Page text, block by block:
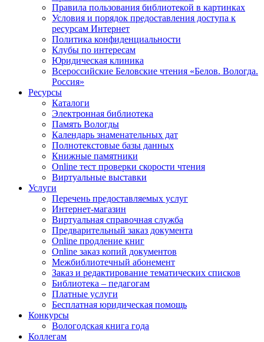
Правила пользования библиотекой в картинках
Условия и порядок предоставления доступа к
ресурсам Интернет
Политика конфиденциальности
Клубы по интересам
Юридическая клиника
Всероссийские Беловские чтения «Белов. Вологда.
Россия»
Ресурсы
Каталоги
Электронная библиотека
Память Вологды
Календарь знаменательных дат
Полнотекстовые базы данных
Книжные памятники
Online тест проверки скорости чтения
Виртуальные выставки
Услуги
Перечень предоставляемых услуг
Интернет-магазин
Виртуальная справочная служба
Предварительный заказ документа
Online продление книг
Online заказ копий документов
Межбиблиотечный абонемент
Заказ и редактирование тематических списков
Библиотека – педагогам
Платные услуги
Бесплатная юридическая помощь
Конкурсы
Вологодская книга года
Коллегам